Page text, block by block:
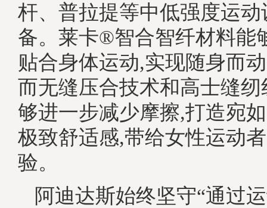
杆、普拉提等中低强度运
备。莱卡®智合智纤材料能
贴合身体运动,实现随身而
而无缝压合技术和高士缝
够进一步减少摩擦,打造宛
极致舒适感,带给女性运动
验。
阿迪达斯始终坚守“通过